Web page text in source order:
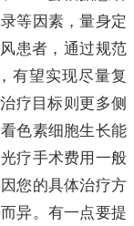
等因素，量身定
患者，通过规范
有望实现尽量复
疗目标则更多侧
色素细胞生长能
疗手术费用一般
您的具体治疗方
异。有一点要提